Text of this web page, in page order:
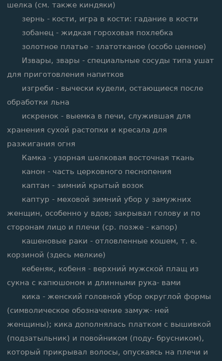
шелка (см. также киндяки)
зернь - кости, игра в кости: гадание в кости
зобанец - жидкая гороховая похлебка
золотное платье - златотканое (особо ценное)
Извары, звары - специальные сосуды типа ушат
для приготовления напитков
изгреби - вычески кудели, остающиеся после
обработки льна
искренок - выемка в печи, служившая для
хранения сухой растопки и кресала для
разжигания огня
Камка - узорная шелковая восточная ткань
канон - часть церковного песнопения
каптан - зимний крытый возок
каптур - меховой зимний убор у замужних
женщин, особенно у вдов; закрывал голову и по
сторонам лицо и плечи (ср. позже - капор)
кашеновые раки - отловленные кошем, т. е.
корзиной (здесь мелкие)
кебеняк, кобеня - верхний мужской плащ из
сукна с капюшоном и длинными рука- вами
кика - женский головной убор округлой формы
(символическое обозначение замуж- ней
женщины); кика дополнялась платком с вышивкой
(подзатыльник) и повойником (поду- брусником),
который прикрывал волосы, опускаясь на плечи и